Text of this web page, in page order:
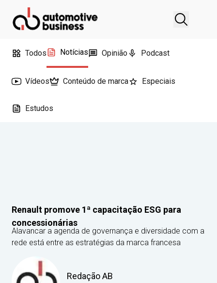
Todos Notícias Opinião Podcast
Vídeos Conteúdo de marca Especiais
Estudos
Renault promove 1ª capacitação ESG para
concessionárias
Alavancar a agenda de governança e diversidade com a
rede está entre as estratégias da marca francesa
Redação AB